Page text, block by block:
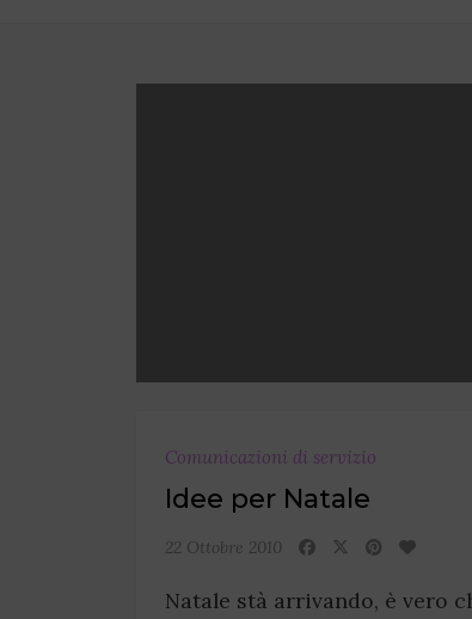
Comunicazioni di servizio
Idee per Natale
22 Ottobre 2010
Natale stà arrivando, è vero